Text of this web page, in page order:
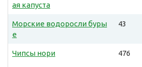
ая капуста
Морские водоросли буры
е
43
Чипсы нори 476